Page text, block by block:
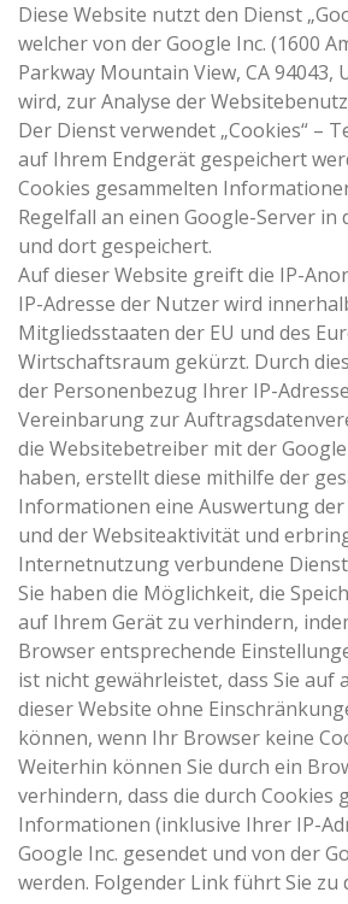
Diese Website nutzt den Dienst
welcher von der Google Inc. (1600
Parkway Mountain View, CA 94043,
wird, zur Analyse der
Der Dienst verwendet „Cookies“ –
auf Ihrem Endgerät gespeichert
Cookies gesammelten
Regelfall an einen Google-Server in
und dort gespeichert.
Auf dieser Website greift die IP-
IP-Adresse der Nutzer wird
Mitgliedsstaaten der EU und des
Wirtschaftsraum gekürzt. Durch
der Personenbezug Ihrer IP-
Vereinbarung zur
die Websitebetreiber mit der
haben, erstellt diese mithilfe der
Informationen eine Auswertung
und der Websiteaktivität und
Internetnutzung verbundene
Sie haben die Möglichkeit, die
auf Ihrem Gerät zu verhindern,
Browser entsprechende
ist nicht gewährleistet, dass Sie auf
dieser Website ohne
können, wenn Ihr Browser keine
Weiterhin können Sie durch ein
verhindern, dass die durch Cookies
Informationen (inklusive Ihrer IP-
Google Inc. gesendet und von der
werden. Folgender Link führt Sie zu